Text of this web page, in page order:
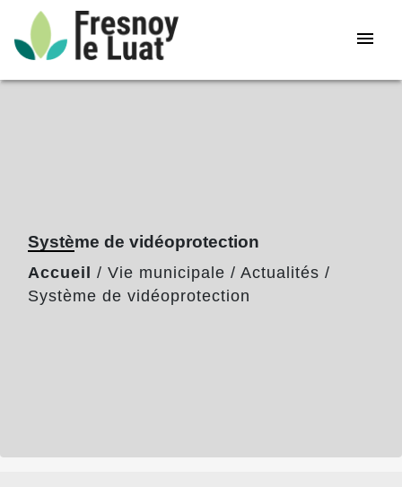
menu
Système de vidéoprotection
Accueil / Vie municipale / Actualités /
Système de vidéoprotection